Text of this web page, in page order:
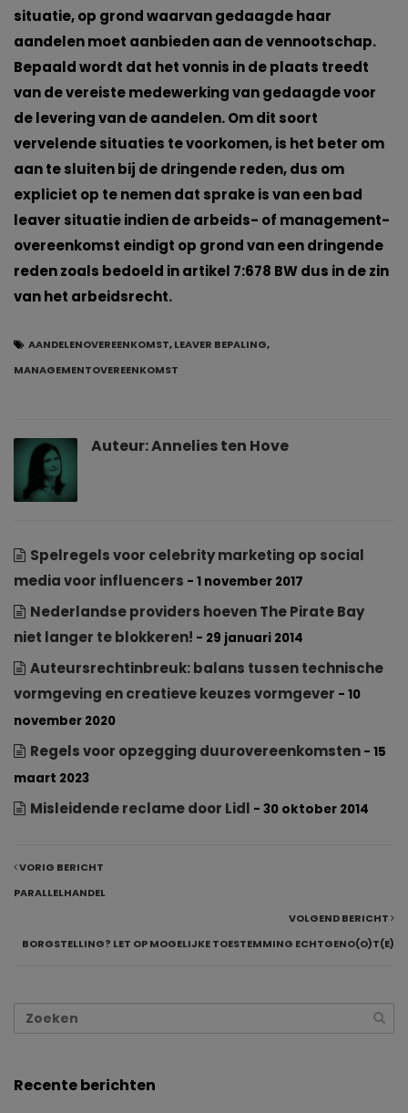
situatie, op grond waarvan gedaagde haar
aandelen moet aanbieden aan de vennootschap.
Bepaald wordt dat het vonnis in de plaats treedt
van de vereiste medewerking van gedaagde voor
de levering van de aandelen. Om dit soort
vervelende situaties te voorkomen, is het beter om
aan te sluiten bij de dringende reden, dus om
expliciet op te nemen dat sprake is van een bad
leaver situatie indien de arbeids- of management-
overeenkomst eindigt op grond van een dringende
reden zoals bedoeld in artikel 7:678 BW dus in de zin
van het arbeidsrecht.
AANDELENOVEREENKOMST,LEAVER BEPALING,
MANAGEMENTOVEREENKOMST
Auteur:Annelies ten Hove
Spelregels voor celebrity marketing op social
media voor influencers - 1 november 2017
Nederlandse providers hoeven The Pirate Bay
niet langer te blokkeren! - 29 januari 2014
Auteursrechtinbreuk: balans tussen technische
vormgeving en creatieve keuzes vormgever - 10
november 2020
Regels voor opzegging duurovereenkomsten - 15
maart 2023
Misleidende reclame door Lidl - 30 oktober 2014
VORIG BERICHT
PARALLELHANDEL
VOLGEND BERICHT
BORGSTELLING? LET OP MOGELIJKE TOESTEMMING ECHTGENO(O)T(E)
Recente berichten